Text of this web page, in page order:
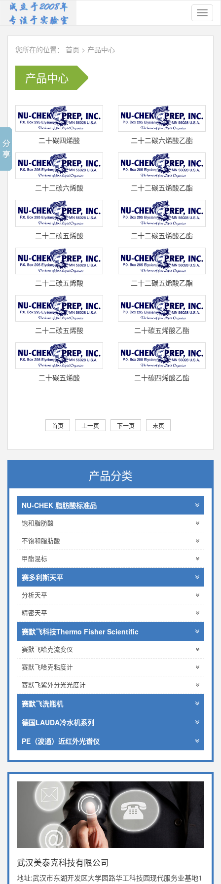
您所在的位置： 首页 > 产品中心
产品中心
二十碳四烯酸
(顺-5,8,11,14)/花生四烯酸
(C20:4) 标准品 U
二十二碳六烯酸乙酯
(顺-4,7,10,13,16,19)/DHA乙
酯(C22:6
二十二碳六烯酸
(顺-4,7,10,13,16,19)/DHA(C22:6)
标准
二十二碳五烯酸乙酯
(顺-4,7,10,13,16)(C22:5) 标
准品 U-1
二十二碳五烯酸
(顺-4,7,10,13,16)/DPA N-6
(C22:5)
二十二碳五烯酸乙酯
(顺-4,7,10,13,16)(C22:5) 标
准品 U-1
二十二碳五烯酸
(顺-4,7,10,13,16)/DPA N-6
(C22:5)
二十二碳五烯酸乙酯
(顺-7,10,13,16,19)/DPA乙酯
(C22:5)
二十二碳五烯酸
(顺-7,10,13,16,19)/DPA(C22:5)
标准品
二十碳五烯酸乙酯
(顺-5,8,11,14,17)/EPA乙酯
(C20:5) 标准
二十碳五烯酸
二十碳四烯酸乙酯
首页 上一页 下一页 末页
产品分类
NU-CHEK 脂肪酸标准品
饱和脂肪酸
不饱和脂肪酸
甲酯混标
赛多利斯天平
分析天平
精密天平
赛默飞科技Thermo Fisher Scientific
赛默飞哈克流变仪
赛默飞哈克粘度计
赛默飞紫外分光光度计
赛默飞洗瓶机
德国LAUDA冷水机系列
PE（波通）近红外光谱仪
武汉美泰克科技有限公司
地址:武汉市东湖开发区大学园路华工科技园现代服务业基地1